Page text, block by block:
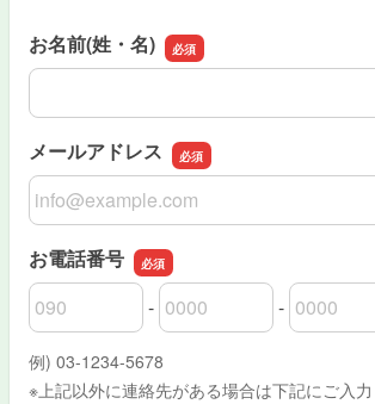
お名前(姓・名)
お名前(姓・名)
メールアドレス
メールアドレス
お電話番号
お電話番号の市外局番
-
お電話番号の市内局番 -
お電話番号の加入者番号
例) 03-1234-5678
※上記以外に連絡先がある場合は下記にご入力